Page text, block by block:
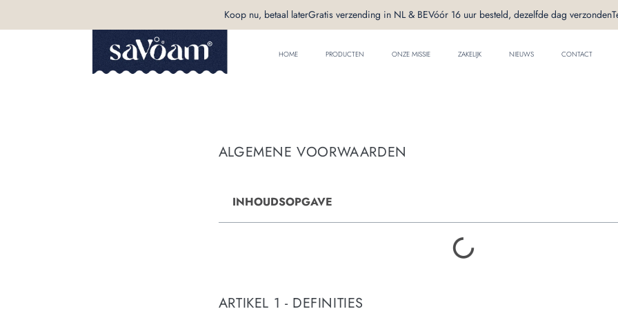
Koop nu, betaal laterGratis verzending in NL & BEVóór 16 uur besteld, dezelfde dag verzonden
HOME PRODUCTEN ONZE MISSIE ZAKELIJK NIEUWS CONTACT
ALGEMENE VOORWAARDEN
INHOUDSOPGAVE
ARTIKEL 1 - DEFINITIES